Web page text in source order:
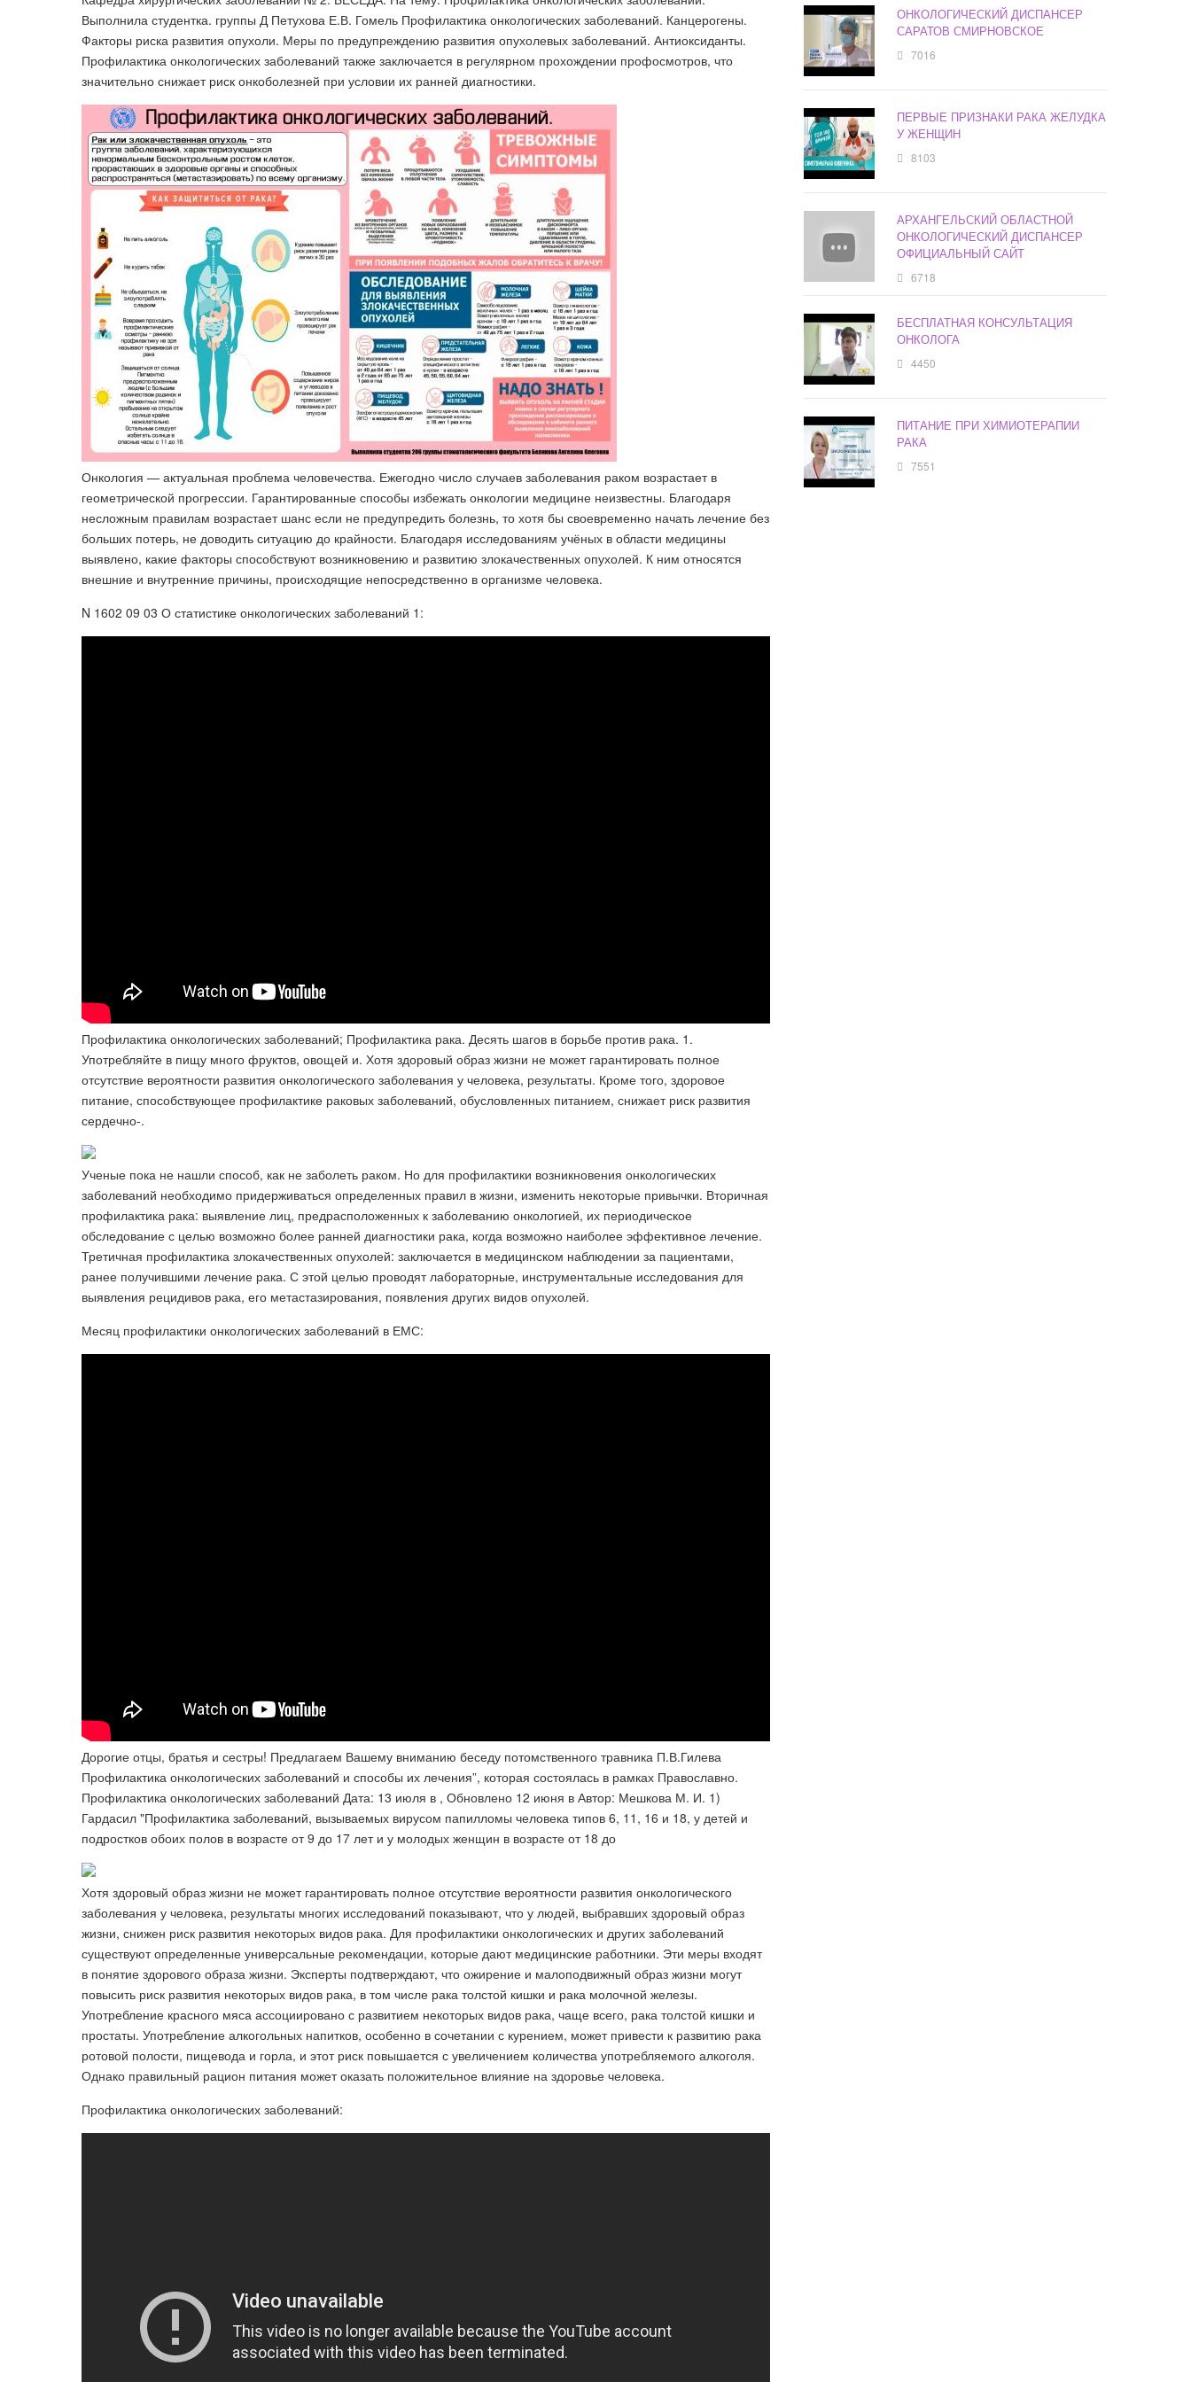
Выполнила студентка. группы Д Петухова Е.В. Гомель Профилактика онкологических заболеваний. Канцерогены.
Факторы риска развития опухоли. Меры по предупреждению развития опухолевых заболеваний. Антиоксиданты.
Профилактика онкологических заболеваний также заключается в регулярном прохождении профосмотров, что
значительно снижает риск онкоболезней при условии их ранней диагностики.
Онкология — актуальная проблема человечества. Ежегодно число случаев заболевания раком возрастает в
геометрической прогрессии. Гарантированные способы избежать онкологии медицине неизвестны. Благодаря
несложным правилам возрастает шанс если не предупредить болезнь, то хотя бы своевременно начать лечение без
больших потерь, не доводить ситуацию до крайности. Благодаря исследованиям учёных в области медицины
выявлено, какие факторы способствуют возникновению и развитию злокачественных опухолей. К ним относятся
внешние и внутренние причины, происходящие непосредственно в организме человека.
N 1602 09 03 О статистике онкологических заболеваний 1:
Профилактика онкологических заболеваний; Профилактика рака. Десять шагов в борьбе против рака. 1.
Употребляйте в пищу много фруктов, овощей и. Хотя здоровый образ жизни не может гарантировать полное
отсутствие вероятности развития онкологического заболевания у человека, результаты​. Кроме того, здоровое
питание, способствующее профилактике раковых заболеваний, обусловленных питанием, снижает риск развития
сердечно-.
Ученые пока не нашли способ, как не заболеть раком. Но для профилактики возникновения онкологических
заболеваний необходимо придерживаться определенных правил в жизни, изменить некоторые привычки. Вторичная
профилактика рака: выявление лиц, предрасположенных к заболеванию онкологией, их периодическое
обследование с целью возможно более ранней диагностики рака, когда возможно наиболее эффективное лечение.
Третичная профилактика злокачественных опухолей: заключается в медицинском наблюдении за пациентами,
ранее получившими лечение рака. С этой целью проводят лабораторные, инструментальные исследования для
выявления рецидивов рака, его метастазирования, появления других видов опухолей.
Месяц профилактики онкологических заболеваний в ЕМС:
Дорогие отцы, братья и сестры! Предлагаем Вашему вниманию беседу потомственного травника П.В.Гилева
Профилактика онкологических заболеваний и способы их лечения”, которая состоялась в рамках Православно.
Профилактика онкологических заболеваний Дата: 13 июля в , Обновлено 12 июня в Автор: Мешкова М. И. 1)
Гардасил "Профилактика заболеваний, вызываемых вирусом папилломы человека типов 6, 11, 16 и 18, у детей и
подростков обоих полов в возрасте от 9 до 17 лет и у молодых женщин в возрасте от 18 до
Хотя здоровый образ жизни не может гарантировать полное отсутствие вероятности развития онкологического
заболевания у человека, результаты многих исследований показывают, что у людей, выбравших здоровый образ
жизни, снижен риск развития некоторых видов рака. Для профилактики онкологических и других заболеваний
существуют определенные универсальные рекомендации, которые дают медицинские работники. Эти меры входят
в понятие здорового образа жизни. Эксперты подтверждают, что ожирение и малоподвижный образ жизни могут
повысить риск развития некоторых видов рака, в том числе рака толстой кишки и рака молочной железы.
Употребление красного мяса ассоциировано с развитием некоторых видов рака, чаще всего, рака толстой кишки и
простаты. Употребление алкогольных напитков, особенно в сочетании с курением, может привести к развитию рака
ротовой полости, пищевода и горла, и этот риск повышается с увеличением количества употребляемого алкоголя.
Однако правильный рацион питания может оказать положительное влияние на здоровье человека.
Профилактика онкологических заболеваний:
ОНКОЛОГИЧЕСКИЙ ДИСПАНСЕР
САРАТОВ СМИРНОВСКОЕ
7016
ПЕРВЫЕ ПРИЗНАКИ РАКА ЖЕЛУДКА
У ЖЕНЩИН
8103
АРХАНГЕЛЬСКИЙ ОБЛАСТНОЙ
ОНКОЛОГИЧЕСКИЙ ДИСПАНСЕР
ОФИЦИАЛЬНЫЙ САЙТ
6718
БЕСПЛАТНАЯ КОНСУЛЬТАЦИЯ
ОНКОЛОГА
4450
ПИТАНИЕ ПРИ ХИМИОТЕРАПИИ
РАКА
7551